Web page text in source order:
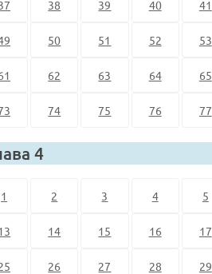
38 39 40 41
50 51 52 53
62 63 64 65
74 75 76 77
4
1 2 3 4 5
14 15 16 17
26 27 28 29